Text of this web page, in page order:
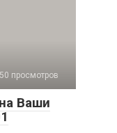
просмотров
Ваши